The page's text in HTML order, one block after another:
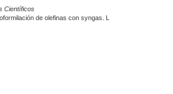
Científicos
de olefinas con syngas. L